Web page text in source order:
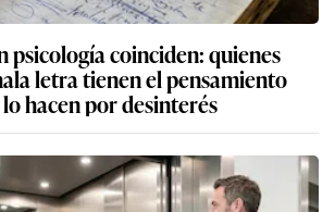
psicología coinciden: quienes
letra tienen el pensamiento
hacen por desinterés